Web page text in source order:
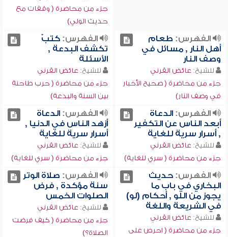
جزء من محاضرة ( وقفات مع
حديث الولي)
الفهرس: طعام
أهل النار , مسائل في
وصف النار
للشيخ: عائض القرني
جزء من محاضرة ( صحيح الأخبار
في وصف النار)
الفهرس:كتبٌ
تكشف البدعة ,
الأسئلة
للشيخ: عائض القرني
جزء من محاضرة ( حرب طاحنة
بين السنة والبدعة)
الفهرس:الدعاة
أبعد الناس عن التكفير
, أسرار سرية للغاية
للشيخ: عائض القرني
جزء من محاضرة ( سري للغاية)
الفهرس:الدعاة
أزهد الناس في الدنيا ,
أسرار سرية للغاية
للشيخ: عائض القرني
جزء من محاضرة ( سري للغاية)
الفهرس:حديث
البخاري في باب ما
يجوز من اللو , أحكام (لو)
في الشريعة واللغة
للشيخ: عائض القرني
جزء من محاضرة ( احرص على
الفهرس: صلاة الوتر
سنة مؤكدة , فرض
الصلوات الخمس
للشيخ: عائض القرني
جزء من محاضرة ( كيف فرضت
الصلاة؟)